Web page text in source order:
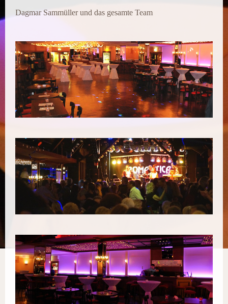
Dagmar Sammüller und das gesamte Team